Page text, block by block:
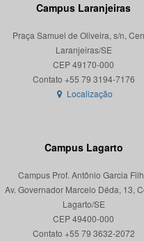
Campus Laranjeiras
Praça Samuel de Oliveira, s/n,
Laranjeiras/SE
CEP 49170-000
Localização
Campus Lagarto
Campus Prof. Antônio Garcia
Av. Governador Marcelo Déda, 13,
Lagarto/SE
CEP 49400-000